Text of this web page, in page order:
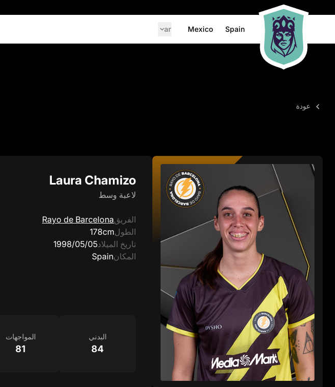
Spain
Mexico
ar
عودة
Laura Chamizo
لاعبة وسط
الفريقRayo de Barcelona
الطول178cm
تاريخ الميلاد05‏/05‏/1998
المكانSpain
البدني
84
المواجهات
81